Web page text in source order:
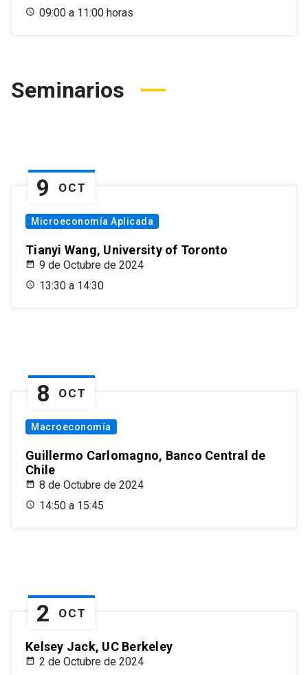
09:00 a 11:00 horas
Seminarios
9 OCT
Microeconomía Aplicada
Tianyi Wang, University of Toronto
9 de Octubre de 2024
13:30 a 14:30
8 OCT
Macroeconomía
Guillermo Carlomagno, Banco Central de
Chile
8 de Octubre de 2024
14:50 a 15:45
2 OCT
Kelsey Jack, UC Berkeley
2 de Octubre de 2024